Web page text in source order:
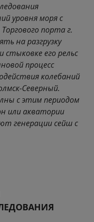
уровня моря с
порта г.
на разгрузку
его рельс
процесс
колебаний
Северный.
с этим периодом
или акватории
генерации сейш с